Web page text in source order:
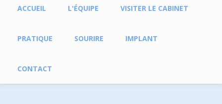
Menu principal
ACCUEIL L'ÉQUIPE VISITER LE CABINET
PRATIQUE SOURIRE IMPLANT
CONTACT